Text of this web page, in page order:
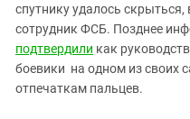
спутнику удалось скрыться,
сотрудник ФСБ. Позднее
подтвердили как
боевики на одном из своих
отпечаткам пальцев.